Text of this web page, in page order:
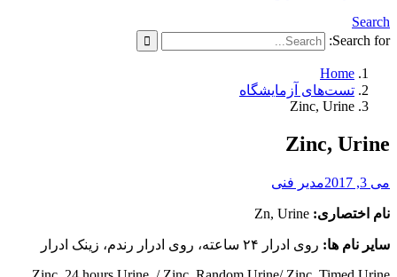
Search
Search for:
Home
تست‌های آزمایشگاه
Zinc, Urine
Zinc, Urine
می 3, 2017 مدیر فنی
نام اختصاری:
سایر نام ها: روی ادرار ۲۴ ساعته، روی ادرار رندم، زینک ادرار